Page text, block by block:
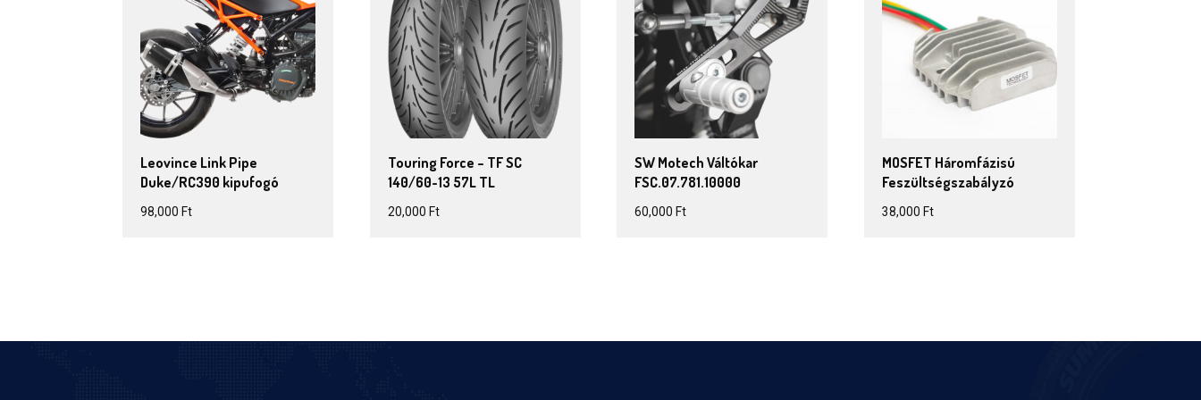
Leovince Link Pipe
Duke/RC390 kipufogó
98,000 Ft
Touring Force – TF SC
140/60-13 57L TL
20,000 Ft
SW Motech Váltókar
FSC.07.781.10000
60,000 Ft
MOSFET Háromfázisú
Feszültségszabályzó
38,000 Ft